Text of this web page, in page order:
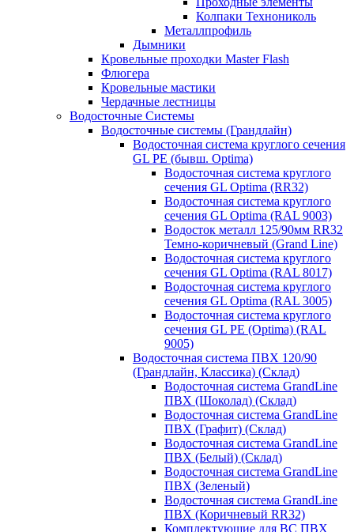
Колпаки Технониколь
Металлпрофиль
Дымники
Кровельные проходки Master Flash
Флюгера
Кровельные мастики
Чердачные лестницы
Водосточные Системы
Водосточные системы (Грандлайн)
Водосточная система круглого сечения
GL PE (бывш. Optima)
Водосточная система круглого
сечения GL Optima (RR32)
Водосточная система круглого
сечения GL Optima (RAL 9003)
Водосток металл 125/90мм RR32
Темно-коричневый (Grand Line)
Водосточная система круглого
сечения GL Optima (RAL 8017)
Водосточная система круглого
сечения GL Optima (RAL 3005)
Водосточная система круглого
сечения GL PE (Optima) (RAL
9005)
Водосточная система ПВХ 120/90
(Грандлайн, Классика) (Склад)
Водосточная система GrandLine
ПВХ (Шоколад) (Склад)
Водосточная система GrandLine
ПВХ (Графит) (Склад)
Водосточная система GrandLine
ПВХ (Белый) (Склад)
Водосточная система GrandLine
ПВХ (Зеленый)
Водосточная система GrandLine
ПВХ (Коричневый RR32)
Комплектующие для ВС ПВХ